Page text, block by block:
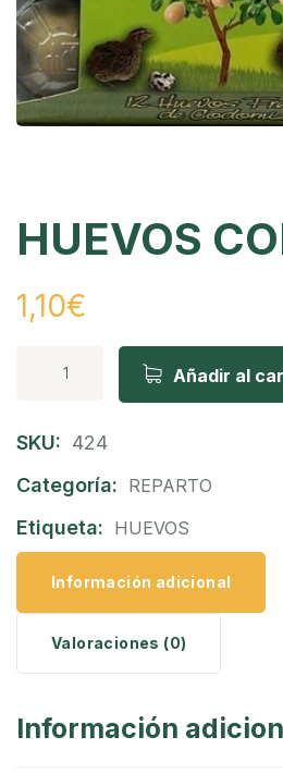
HUEVOS
1,10€
Añadir al
SKU: 424
Categoría: REPARTO
Etiqueta: HUEVOS
Información adicional
Valoraciones (0)
Información